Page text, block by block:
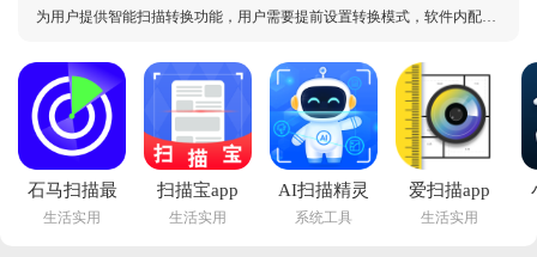
为用户提供智能扫描转换功能，用户需要提前设置转换模式，软件内配有
源，欢迎有需求的用户前来下载软件进行体验，同时软件内为用户提供其
他使用功能，等待用户前来探索，提高用户使用体
石马扫描最
新版本下载
生活实用
扫描宝app
免费版下载
生活实用
AI扫描精灵
官方正版下
系统工具
爱扫描app
最新版本下
生活实用